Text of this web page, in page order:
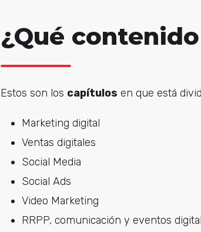
¿Qué
Estos son los capítulos en que está
Marketing digital
Ventas digitales
Social Media
Social Ads
Video Marketing
RRPP, comunicación y eventos